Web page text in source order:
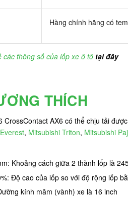
Hàng chính hãng có
các thông số của lốp xe ô tô tại đây
THÍCH
CrossContact AX6 có thể chịu tải
, Mitsubishi Triton, Mitsubishi
Khoảng cách giữa 2 thành lốp là
Độ cao của lốp so với độ rộng lốp
kính mâm (vành) xe là 16 inch